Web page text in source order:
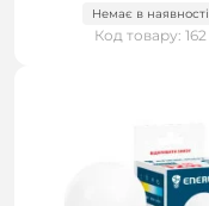
Немає в наявності
Код товару: 162